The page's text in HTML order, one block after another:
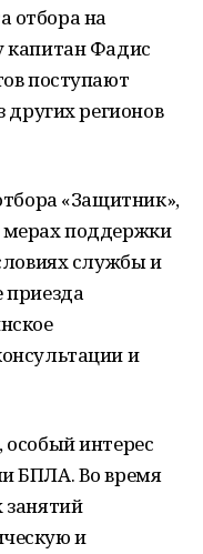
отбора на
капитан Фадис
поступают
других регионов
«Защитник»,
мерах поддержки
службы и
приезда
и
интерес
БПЛА. Во время
занятий
и